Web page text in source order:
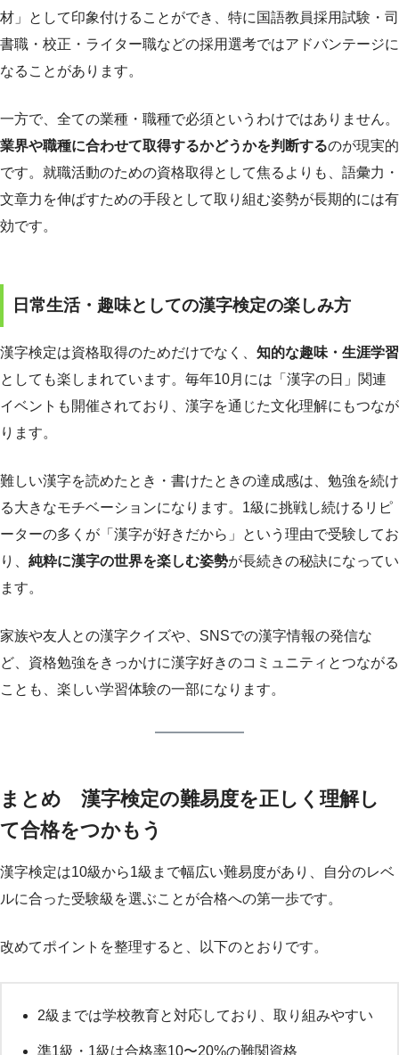
材」として印象付けることができ、特に国語教員採用試験・司
書職・校正・ライター職などの採用選考ではアドバンテージに
なることがあります。
一方で、全ての業種・職種で必須というわけではありません。
業界や職種に合わせて取得するかどうかを判断するのが現実的
です。就職活動のための資格取得として焦るよりも、語彙力・
文章力を伸ばすための手段として取り組む姿勢が長期的には有
効です。
日常生活・趣味としての漢字検定の楽しみ方
漢字検定は資格取得のためだけでなく、 知的な趣味・生涯学習
としても楽しまれています。毎年10月には「漢字の日」関連
イベントも開催されており、漢字を通じた文化理解にもつなが
ります。
難しい漢字を読めたとき・書けたときの達成感は、勉強を続け
る大きなモチベーションになります。1級に挑戦し続けるリピ
ーターの多くが「漢字が好きだから」という理由で受験してお
り、 純粋に漢字の世界を楽しむ姿勢が長続きの秘訣になってい
ます。
家族や友人との漢字クイズや、SNSでの漢字情報の発信な
ど、資格勉強をきっかけに漢字好きのコミュニティとつながる
ことも、楽しい学習体験の一部になります。
まとめ 漢字検定の難易度を正しく理解し
て合格をつかもう
漢字検定は10級から1級まで幅広い難易度があり、自分のレベ
ルに合った受験級を選ぶことが合格への第一歩です。
改めてポイントを整理すると、以下のとおりです。
2級までは学校教育と対応しており、取り組みやすい
準1級・1級は合格率10〜20%の難関資格